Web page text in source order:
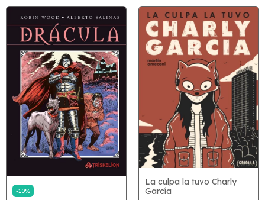
-10%
La culpa la tuvo Charly
García